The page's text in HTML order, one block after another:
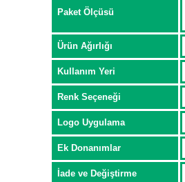
Paket Ölçüsü
Ürün Ağırlığı
Kullanım Yeri
Renk Seçeneği
Logo Uygulama
Ek Donanımlar
İade ve Değiştirme